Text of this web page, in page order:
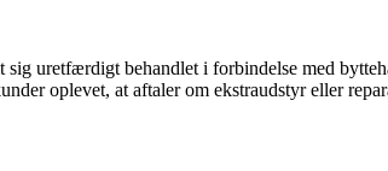
uretfærdigt behandlet i forbindelse med
oplevet, at aftaler om ekstraudstyr eller